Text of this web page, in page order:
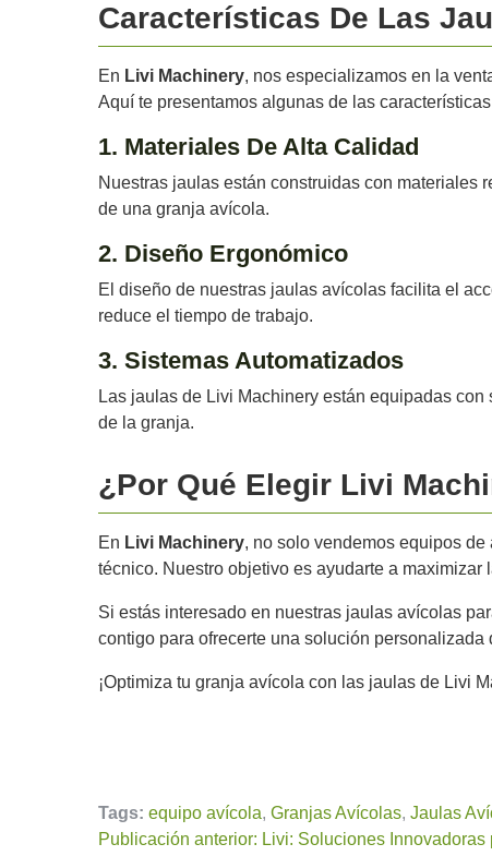
Características De Las
En Livi Machinery, nos especializamos en la
Aquí te presentamos algunas de las
1. Materiales De Alta Calidad
Nuestras jaulas están construidas con materiales
de una granja avícola.
2. Diseño Ergonómico
El diseño de nuestras jaulas avícolas facilita el
reduce el tiempo de trabajo.
3. Sistemas Automatizados
Las jaulas de Livi Machinery están equipadas
de la granja.
¿Por Qué Elegir Livi
En Livi Machinery, no solo vendemos equipos
técnico. Nuestro objetivo es ayudarte a
Si estás interesado en nuestras jaulas avícolas
contigo para ofrecerte una solución personalizada
¡Optimiza tu granja avícola con las jaulas de Livi
Tags: equipo avícola, Granjas Avícolas, Jaulas
Publicación anterior: Livi: Soluciones Innovadoras